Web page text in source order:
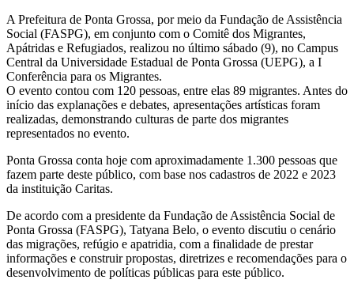
A Prefeitura de Ponta Grossa, por meio da Fundação de Assistência
Social (FASPG), em conjunto com o Comitê dos Migrantes,
Apátridas e Refugiados, realizou no último sábado (9), no Campus
Central da Universidade Estadual de Ponta Grossa (UEPG), a I
Conferência para os Migrantes.
O evento contou com 120 pessoas, entre elas 89 migrantes. Antes do
início das explanações e debates, apresentações artísticas foram
realizadas, demonstrando culturas de parte dos migrantes
representados no evento.
Ponta Grossa conta hoje com aproximadamente 1.300 pessoas que
fazem parte deste público, com base nos cadastros de 2022 e 2023
da instituição Caritas.
De acordo com a presidente da Fundação de Assistência Social de
Ponta Grossa (FASPG), Tatyana Belo, o evento discutiu o cenário
das migrações, refúgio e apatridia, com a finalidade de prestar
informações e construir propostas, diretrizes e recomendações para o
desenvolvimento de políticas públicas para este público.